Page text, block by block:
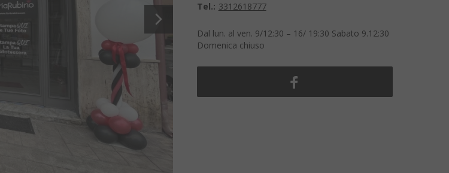
Tel.: 3312618777
Dal lun. al ven. 9/12:30 – 16/ 19:30 Sabato 9.12:30
Domenica chiuso